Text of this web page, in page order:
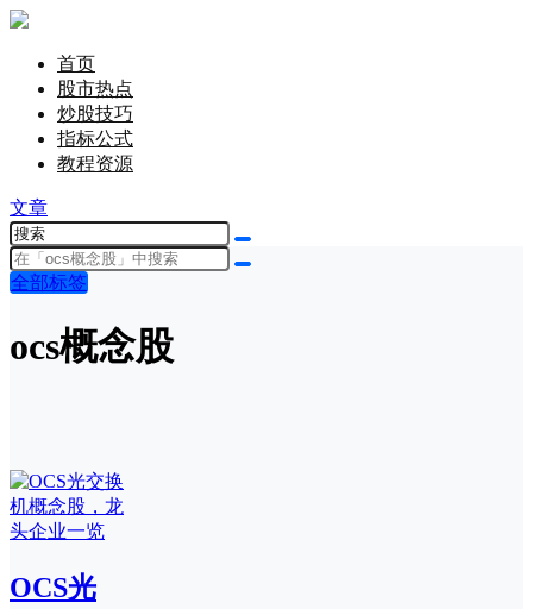
首页
股市热点
炒股技巧
指标公式
教程资源
文章
全部标签
ocs概念股
OCS光